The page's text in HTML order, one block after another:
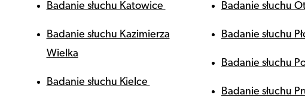
Badanie słuchu Katowice
Badanie słuchu Kazimierza
Wielka
Badanie słuchu Kielce
Badanie słuchu
Badanie słuchu
Badanie słuchu
Badanie słuchu